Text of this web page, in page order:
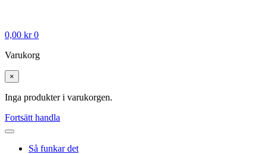
0,00 kr 0
Varukorg
×
Inga produkter i varukorgen.
Fortsätt handla
Så funkar det